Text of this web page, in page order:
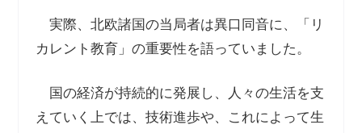
実際、北欧諸国の当局者は異口同音に、「リ
カレント教育」の重要性を語っていました。
国の経済が持続的に発展し、人々の生活を支
えていく上では、技術進歩や、これによって生